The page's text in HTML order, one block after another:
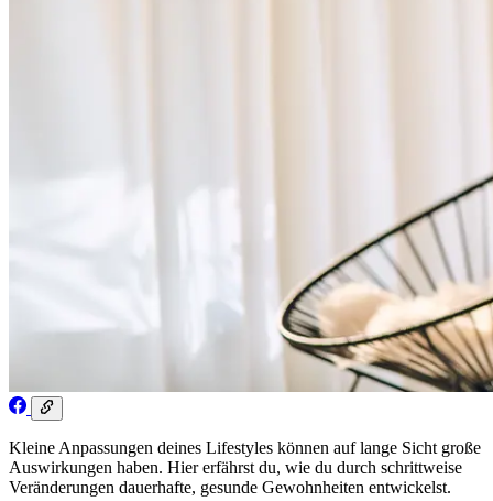
Kleine Anpassungen deines Lifestyles können auf lange Sicht große
Auswirkungen haben. Hier erfährst du, wie du durch schrittweise
Veränderungen dauerhafte, gesunde Gewohnheiten entwickelst.